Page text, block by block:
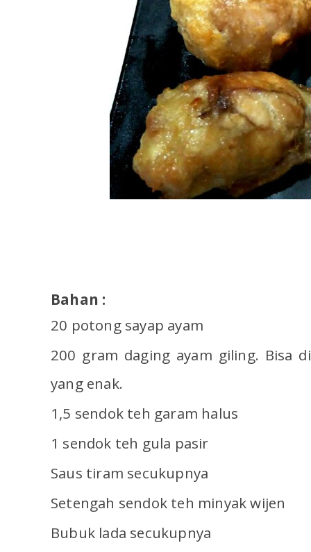
Bahan :
20 potong sayap ayam
200 gram daging ayam giling. Bisa
yang enak.
1,5 sendok teh garam halus
1 sendok teh gula pasir
Saus tiram secukupnya
Setengah sendok teh minyak wijen
Bubuk lada secukupnya